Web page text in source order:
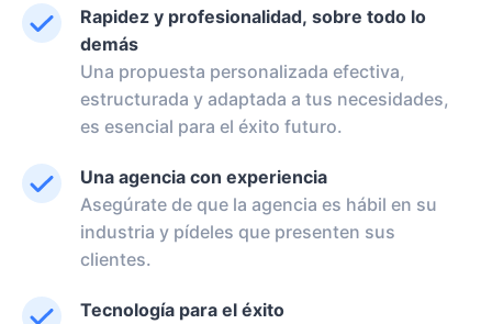
Rapidez y profesionalidad, sobre todo lo
demás
Una propuesta personalizada efectiva,
estructurada y adaptada a tus necesidades,
es esencial para el éxito futuro.
Una agencia con experiencia
Asegúrate de que la agencia es hábil en su
industria y pídeles que presenten sus
clientes.
Tecnología para el éxito